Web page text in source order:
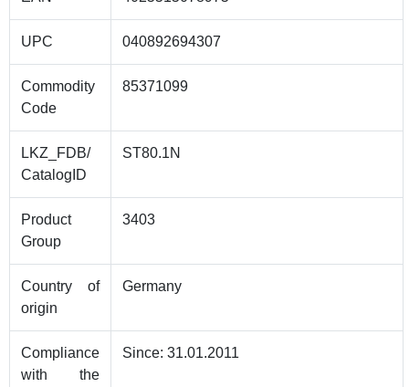
UPC 040892694307
Commodity
Code
85371099
LKZ_FDB/
CatalogID
ST80.1N
Product
Group
3403
Country of
origin
Germany
Compliance
with the
Since: 31.01.2011